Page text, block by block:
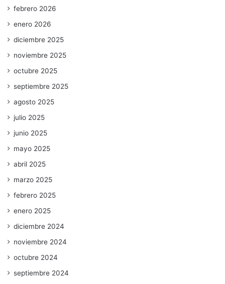
febrero 2026
enero 2026
diciembre 2025
noviembre 2025
octubre 2025
septiembre 2025
agosto 2025
julio 2025
junio 2025
mayo 2025
abril 2025
marzo 2025
febrero 2025
enero 2025
diciembre 2024
noviembre 2024
octubre 2024
septiembre 2024